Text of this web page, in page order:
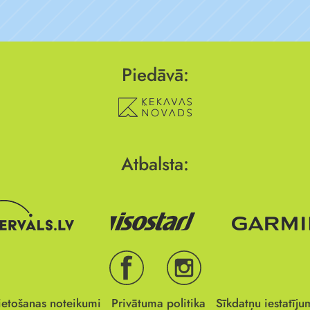
Piedāvā:
Atbalsta:
noteikumi Privātuma politika Sīkdatņu